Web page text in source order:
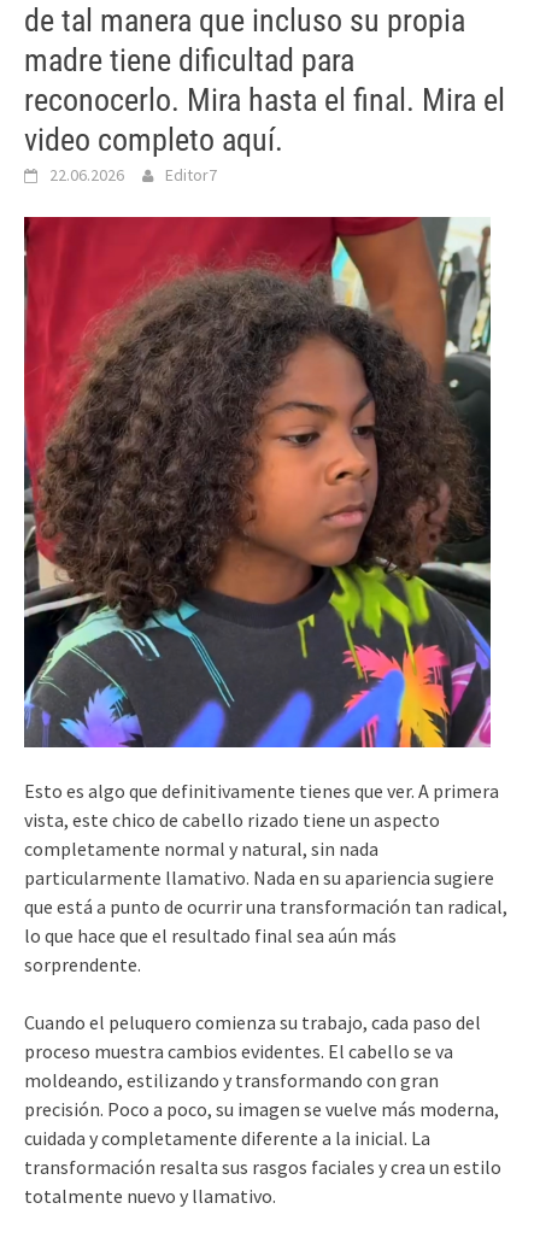
de tal manera que incluso su propia
madre tiene dificultad para
reconocerlo. Mira hasta el final. Mira el
video completo aquí.
22.06.2026 Editor7
Esto es algo que definitivamente tienes que ver. A primera
vista, este chico de cabello rizado tiene un aspecto
completamente normal y natural, sin nada
particularmente llamativo. Nada en su apariencia sugiere
que está a punto de ocurrir una transformación tan radical,
lo que hace que el resultado final sea aún más
sorprendente.
Cuando el peluquero comienza su trabajo, cada paso del
proceso muestra cambios evidentes. El cabello se va
moldeando, estilizando y transformando con gran
precisión. Poco a poco, su imagen se vuelve más moderna,
cuidada y completamente diferente a la inicial. La
transformación resalta sus rasgos faciales y crea un estilo
totalmente nuevo y llamativo.